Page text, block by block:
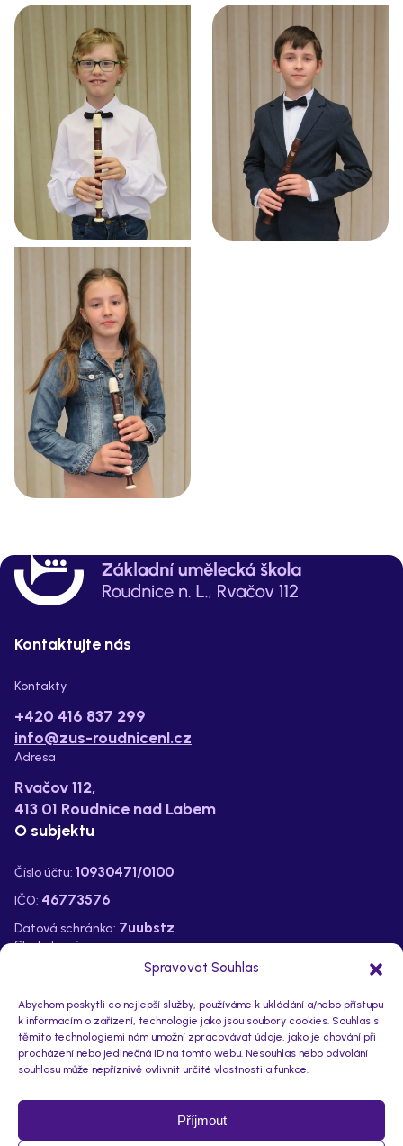
Spravovat Souhlas
Abychom poskytli co nejlepší služby, používáme k ukládání a/nebo přístupu
k informacím o zařízení, technologie jako jsou soubory cookies. Souhlas s
těmito technologiemi nám umožní zpracovávat údaje, jako je chování při
procházení nebo jedinečná ID na tomto webu. Nesouhlas nebo odvolání
souhlasu může nepříznivě ovlivnit určité vlastnosti a funkce.
Příjmout
Sledujte nás na:
Kontaktujte nás
Kontakty
+420 416 837 299
info@zus-roudnicenl.cz
Adresa
Rvačov 112,
413 01 Roudnice nad Labem
O subjektu
Číslo účtu: 10930471/0100
IČO: 46773576
Datová schránka: 7uubstz